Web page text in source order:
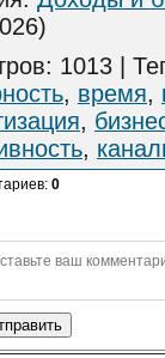
: 1013 |
, время,
,
,
: 0